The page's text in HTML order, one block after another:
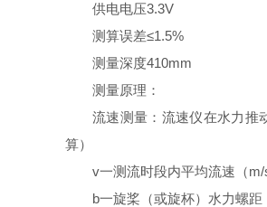
供电电压3.3V
测算误差≤1.5%
测量深度410mm
测量原理：
流速测量：流速仪在水力推
算）
v一测流时段内平均流速（m/s
b一旋桨（或旋杯）水力螺距